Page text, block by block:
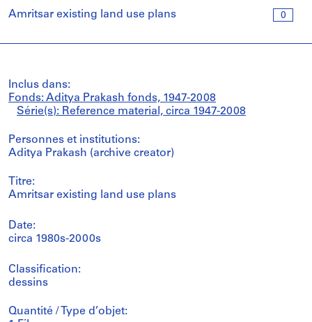
0
Amritsar existing land use plans
Inclus dans:
Fonds: Aditya Prakash fonds, 1947-2008
Série(s): Reference material, circa 1947-2008
Personnes et institutions:
Aditya Prakash (archive creator)
Titre:
Amritsar existing land use plans
Date:
circa 1980s-2000s
Classification:
dessins
Quantité / Type d’objet: